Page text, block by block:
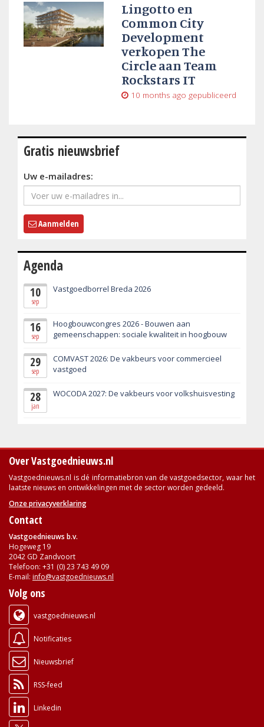
Lingotto en
Common City
Development
verkopen The
Circle aan Team
Rockstars IT
10 months ago gepubliceerd
Gratis nieuwsbrief
Uw e-mailadres:
Aanmelden
Agenda
10
sep
Vastgoedborrel Breda 2026
16
sep
Hoogbouwcongres 2026 - Bouwen aan
gemeenschappen: sociale kwaliteit in hoogbouw
29
sep
COMVAST 2026: De vakbeurs voor commercieel
vastgoed
28
jan
WOCODA 2027: De vakbeurs voor volkshuisvesting
Over Vastgoednieuws.nl
Vastgoednieuws.nl is dé informatiebron van de vastgoedsector, waar het
laatste nieuws en ontwikkelingen met de sector worden gedeeld.
Onze privacyverklaring
Contact
Vastgoednieuws b.v.
Hogeweg 19
2042 GD Zandvoort
Telefoon: +31 (0) 23 743 49 09
E-mail: info@vastgoednieuws.nl
Volg ons
vastgoednieuws.nl
Notificaties
Nieuwsbrief
RSS-feed
Linkedin